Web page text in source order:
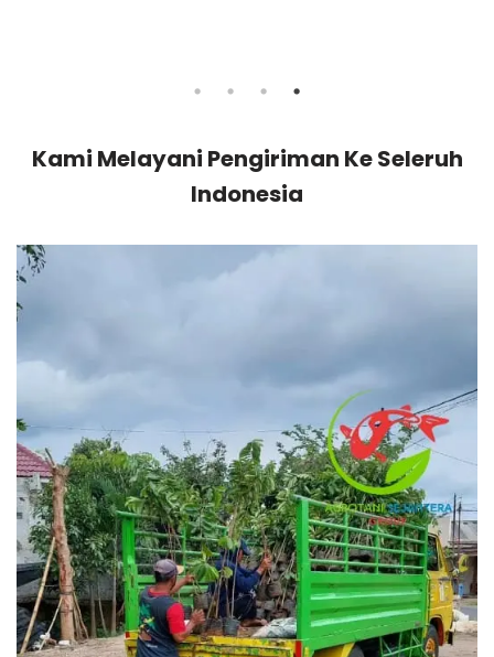
Kami Melayani Pengiriman Ke Seleruh
Indonesia